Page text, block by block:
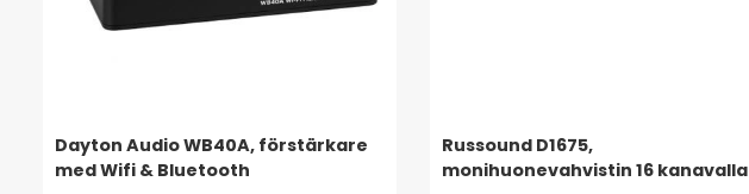
Dayton Audio WB40A, förstärkare
med Wifi & Bluetooth
Russound D1675,
monihuonevahvistin 16 kanavalla